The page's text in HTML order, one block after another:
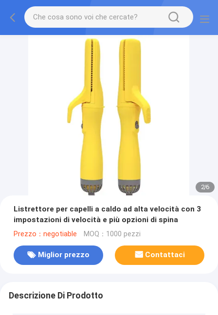
2/6
Listrettore per capelli a caldo ad alta velocità con 3
impostazioni di velocità e più opzioni di spina
Prezzo：negotiable MOQ：1000 pezzi
Miglior prezzo Contattaci
Descrizione Di Prodotto